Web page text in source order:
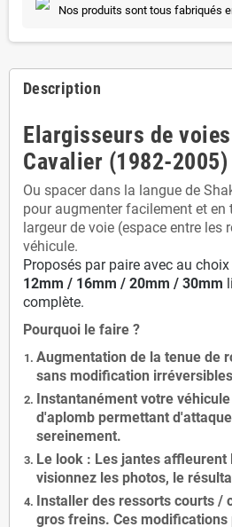
Nos produits sont tous fabriqués
Description
Elargisseurs de
Cavalier (1982-2005)
Ou spacer dans la langue de
pour augmenter facilement et en
largeur de voie (espace entre les
véhicule.
Proposés par paire avec au choix
12mm / 16mm / 20mm / 30mm
complète.
Pourquoi le faire ?
Augmentation de la tenue de
sans modification
Instantanément votre
d'aplomb permettant
sereinement.
Le look : Les jantes affleurent
visionnez les photos, le
Installer des ressorts courts /
gros freins. Ces modifications